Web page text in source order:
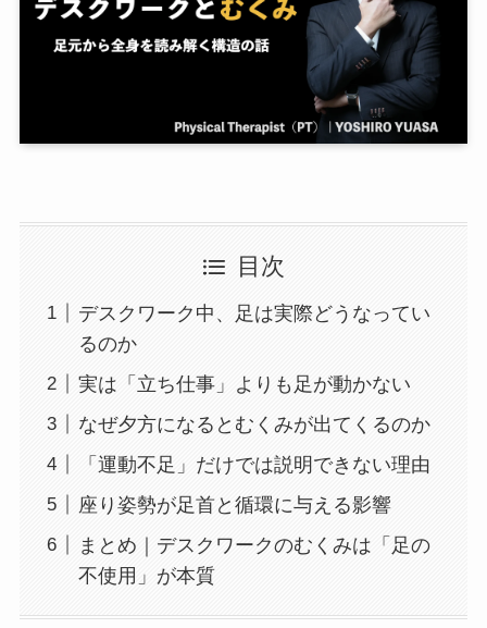
目次
デスクワーク中、足は実際どうなってい
るのか
実は「立ち仕事」よりも足が動かない
なぜ夕方になるとむくみが出てくるのか
「運動不足」だけでは説明できない理由
座り姿勢が足首と循環に与える影響
まとめ｜デスクワークのむくみは「足の
不使用」が本質